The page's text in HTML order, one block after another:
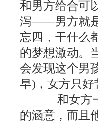
和男方给合可
泻——男方就
忘四，干什么
的梦想激动。
会发现这个男
早)，女方只
和女方一
的涵意，而且